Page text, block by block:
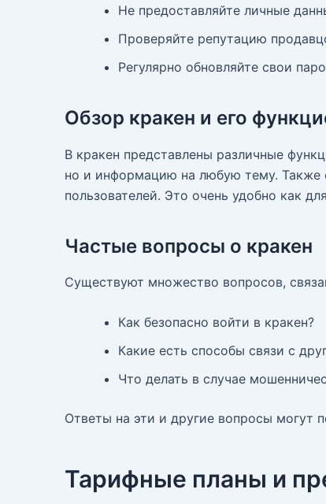
Не предоставляйте личные
Проверяйте репутацию
Регулярно обновляйте свои
Обзор кракен и его
В кракен представлены различные
но и информацию на любую тему. Также
пользователей. Это очень удобно как
Частые вопросы о кракен
Существуют множество вопросов,
Как безопасно войти в кракен?
Какие есть способы связи с
Что делать в случае
Ответы на эти и другие вопросы могут
Тарифные планы и